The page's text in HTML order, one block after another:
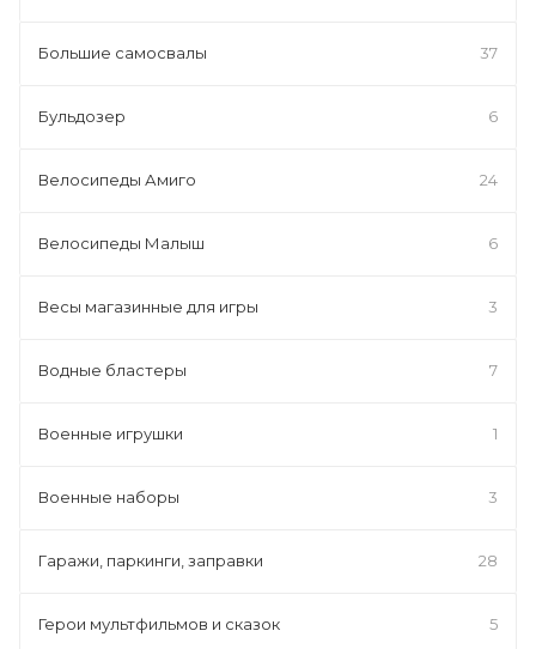
Большие самосвалы 37
Бульдозер 6
Велосипеды Амиго 24
Велосипеды Малыш 6
Весы магазинные для игры 3
Водные бластеры 7
Военные игрушки 1
Военные наборы 3
Гаражи, паркинги, заправки 28
Герои мультфильмов и сказок 5